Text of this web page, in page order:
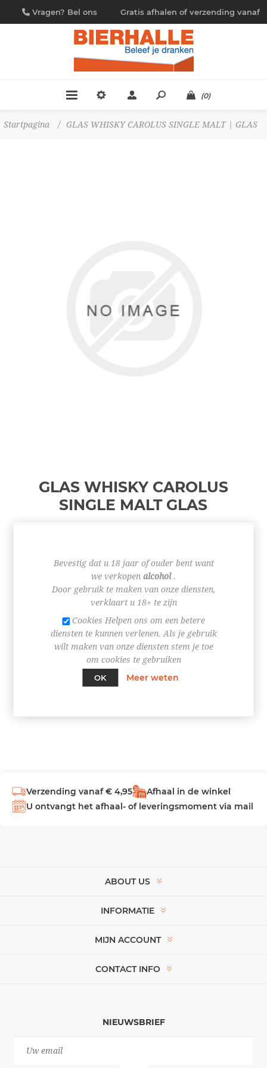
Vragen? Bel ons
09/230.88.44
Gratis afhalen of verzending vanaf
€ 4,95
(0)
Startpagina / GLAS WHISKY CAROLUS SINGLE MALT | GLAS
GLAS WHISKY CAROLUS
SINGLE MALT GLAS
+
-
BESTEL NU!
Verzending vanaf € 4,95
Afhaal in de winkel
U ontvangt het afhaal- of leveringsmoment via mail
ABOUT US
INFORMATIE
MIJN ACCOUNT
CONTACT INFO
NIEUWSBRIEF
Bevestig dat u 18 jaar of ouder bent want
we verkopen alcohol.
Door gebruik te maken van onze diensten,
verklaart u 18+ te zijn
Cookies Helpen ons om een betere
diensten te kunnen verlenen. Als je gebruik
wilt maken van onze diensten stem je toe
om cookies te gebruiken
OK
Meer weten